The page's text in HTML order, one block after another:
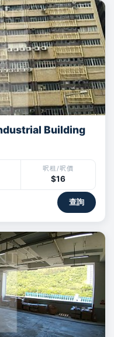
Building
呎租/呎價
$16
查詢